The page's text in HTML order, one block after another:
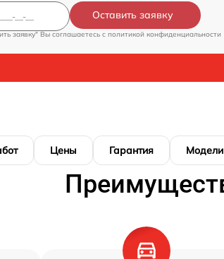
Оставить заявку
заявку" Вы соглашаетесь c политикой конфиденциальности
Цены Гарантия Модели